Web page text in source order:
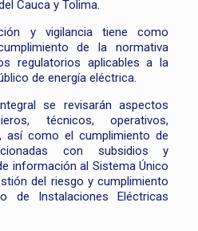
Cauca y Tolima.
y vigilancia tiene como
de la normativa
regulatorios aplicables a la
de energía eléctrica.
se revisarán aspectos
técnicos, operativos,
así como el cumplimiento de
con subsidios y
información al Sistema Único
del riesgo y cumplimiento
de Instalaciones Eléctricas